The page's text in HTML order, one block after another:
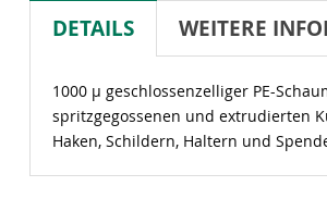
DETAILS WEITERE
1000 µ geschlossenzelliger PE-
spritzgegossenen und extrudierten
Haken, Schildern, Haltern und